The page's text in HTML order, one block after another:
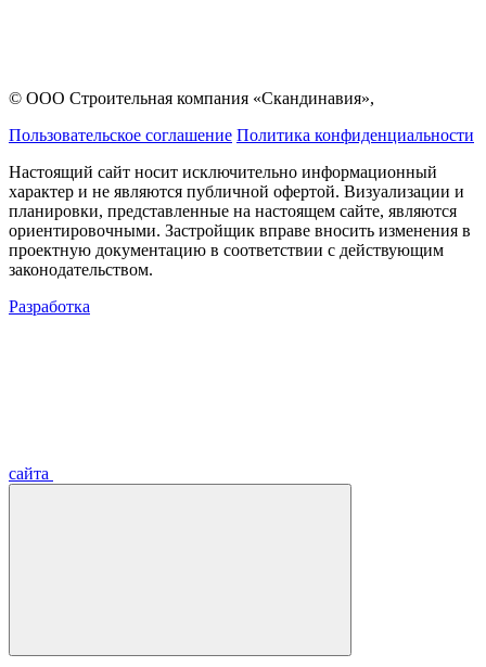
© ООО Строительная компания «Скандинавия»,
Пользовательское соглашение Политика конфиденциальности
Настоящий сайт носит исключительно информационный
характер и не являются публичной офертой. Визуализации и
планировки, представленные на настоящем сайте, являются
ориентировочными. Застройщик вправе вносить изменения в
проектную документацию в соответствии с действующим
законодательством.
Разработка
сайта